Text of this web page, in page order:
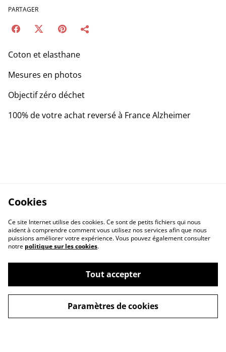
PARTAGER
Coton et elasthane
Mesures en photos
Objectif zéro déchet
100% de votre achat reversé à France Alzheimer
Contactez nous
Politique de
Politique Cookies
Cookies
Ce site Internet utilise des cookies. Ce sont de petits fichiers qui nous
aident à comprendre comment vous utilisez nos services afin que nous
puissions améliorer votre expérience. Vous pouvez également consulter
notre politique sur les cookies.
Tout accepter
Paramètres de cookies